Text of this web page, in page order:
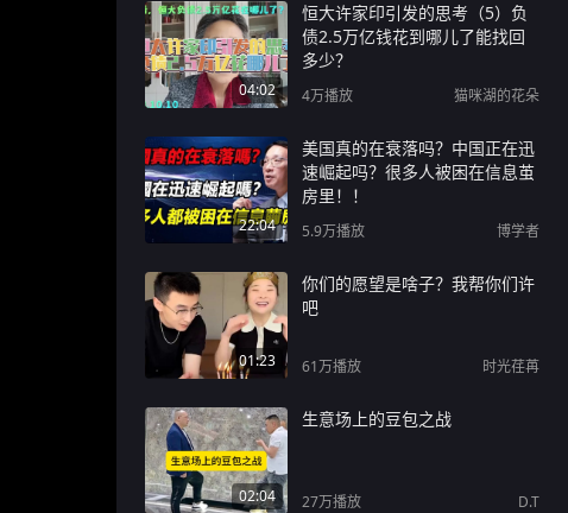
04:02
恒大许家印引发的思考（5）负
债2.5万亿钱花到哪儿了能找回
多少？
4万播放 猫咪湖的花朵
22:04
美国真的在衰落吗？中国正在迅
速崛起吗？很多人被困在信息茧
房里！！
5.9万播放 博学者
01:23
你们的愿望是啥子？我帮你们许
吧
61万播放 时光荏苒
02:04
生意场上的豆包之战
27万播放 D.T